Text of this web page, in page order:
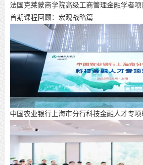
法国克莱蒙商学院高级工商管理金融学者
首期课程回顾：宏观战略篇
中国农业银行上海市分行科技金融人才专项